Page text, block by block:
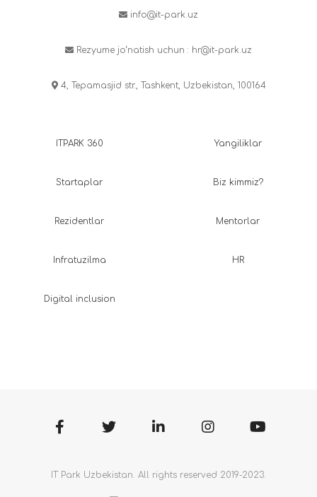
info@it-park.uz
Rezyume jo‘natish uchun : hr@it-park.uz
4, Tepamasjid str., Tashkent, Uzbekistan, 100164
ITPARK 360
Startaplar
Rezidentlar
Infratuzilma
Digital inclusion
Yangiliklar
Biz kimmiz?
Mentorlar
HR
IT Park Uzbekistan. All rights reserved 2019-2023.